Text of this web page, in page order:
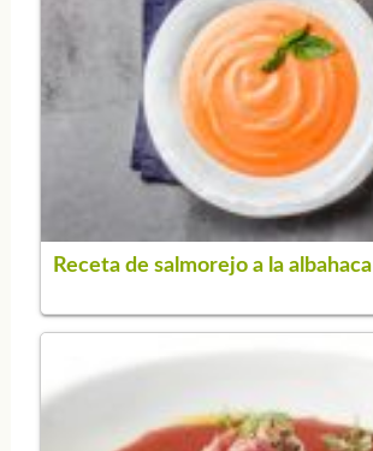
Receta de salmorejo a la albahaca